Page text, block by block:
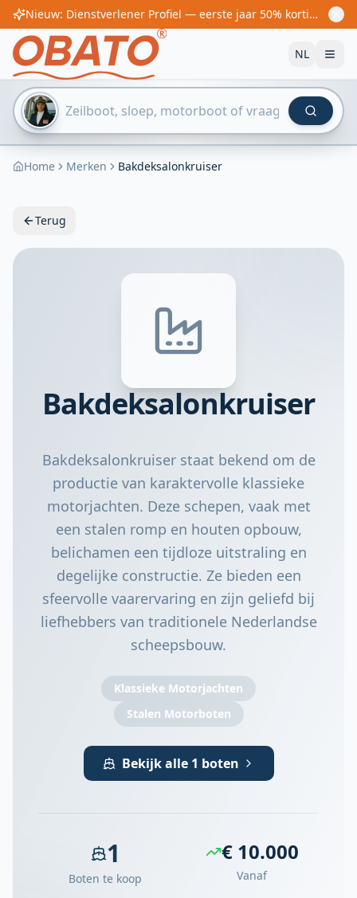
Nieuw: Dienstverlener Profiel — eerste jaar 50% korting! Vanaf €60/jaar
NL
Home Merken Bakdeksalonkruiser
Terug
Bakdeksalonkruiser
Bakdeksalonkruiser staat bekend om de
productie van karaktervolle klassieke
motorjachten. Deze schepen, vaak met
een stalen romp en houten opbouw,
belichamen een tijdloze uitstraling en
degelijke constructie. Ze bieden een
sfeervolle vaarervaring en zijn geliefd bij
liefhebbers van traditionele Nederlandse
scheepsbouw.
Klassieke Motorjachten
Stalen Motorboten
Bekijk alle 1 boten
1
Boten te koop
€ 10.000
Vanaf